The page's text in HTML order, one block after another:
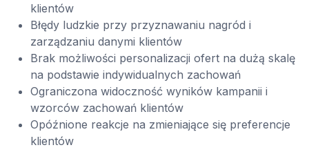
klientów
Błędy ludzkie przy przyznawaniu nagród i
zarządzaniu danymi klientów
Brak możliwości personalizacji ofert na dużą skalę
na podstawie indywidualnych zachowań
Ograniczona widoczność wyników kampanii i
wzorców zachowań klientów
Opóźnione reakcje na zmieniające się preferencje
klientów